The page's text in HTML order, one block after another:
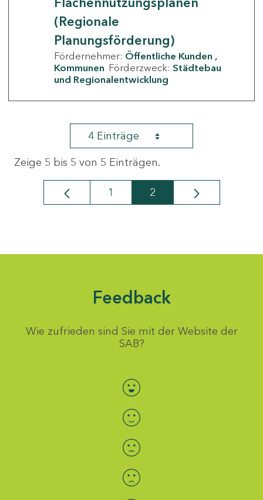
(Regionale
Planungsförderung)
Fördernehmer: Öffentliche Kunden
Kommunen Förderzweck: Städtebau
und Regionalentwicklung
4 Einträge
Zeige 5 bis 5 von 5 Einträgen.
Seite
1 Seite
2
Feedback
Wie zufrieden sind Sie mit der Website der
SAB?
Bewertung auswählen